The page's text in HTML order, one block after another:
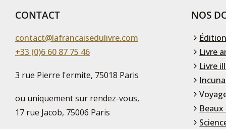
CONTACT
contact@lafrancaisedulivre.com
+33 (0)6 60 87 75 46
3 rue Pierre l'ermite, 75018 Paris
ou uniquement sur rendez-vous,
17 rue Jacob, 75006 Paris
NOS
Livre
Livre